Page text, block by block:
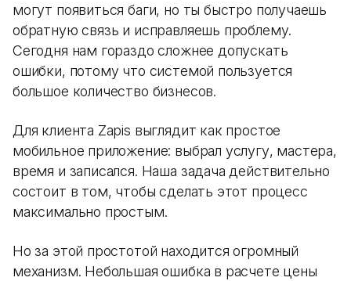
могут появиться баги, но ты быстро получаешь
обратную связь и исправляешь проблему.
Сегодня нам гораздо сложнее допускать
ошибки, потому что системой пользуется
большое количество бизнесов.
Для клиента Zapis выглядит как простое
мобильное приложение: выбрал услугу, мастера,
время и записался. Наша задача действительно
состоит в том, чтобы сделать этот процесс
максимально простым.
Но за этой простотой находится огромный
механизм. Небольшая ошибка в расчете цены